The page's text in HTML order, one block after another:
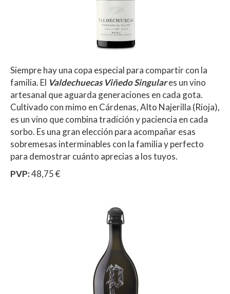
Siempre hay una copa especial para compartir con la
familia. El Valdechuecas Viñedo Singulares un vino
artesanal que aguarda generaciones en cada gota.
Cultivado con mimo en Cárdenas, Alto Najerilla (Rioja),
es un vino que combina tradición y paciencia en cada
sorbo. Es una gran elección para acompañar esas
sobremesas interminables con la familia y perfecto
para demostrar cuánto aprecias a los tuyos.
PVP:48,75 €